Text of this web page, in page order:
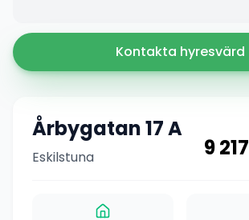
Kontakta hyresvärd
Årbygatan 17 A
Eskilstuna 9 217